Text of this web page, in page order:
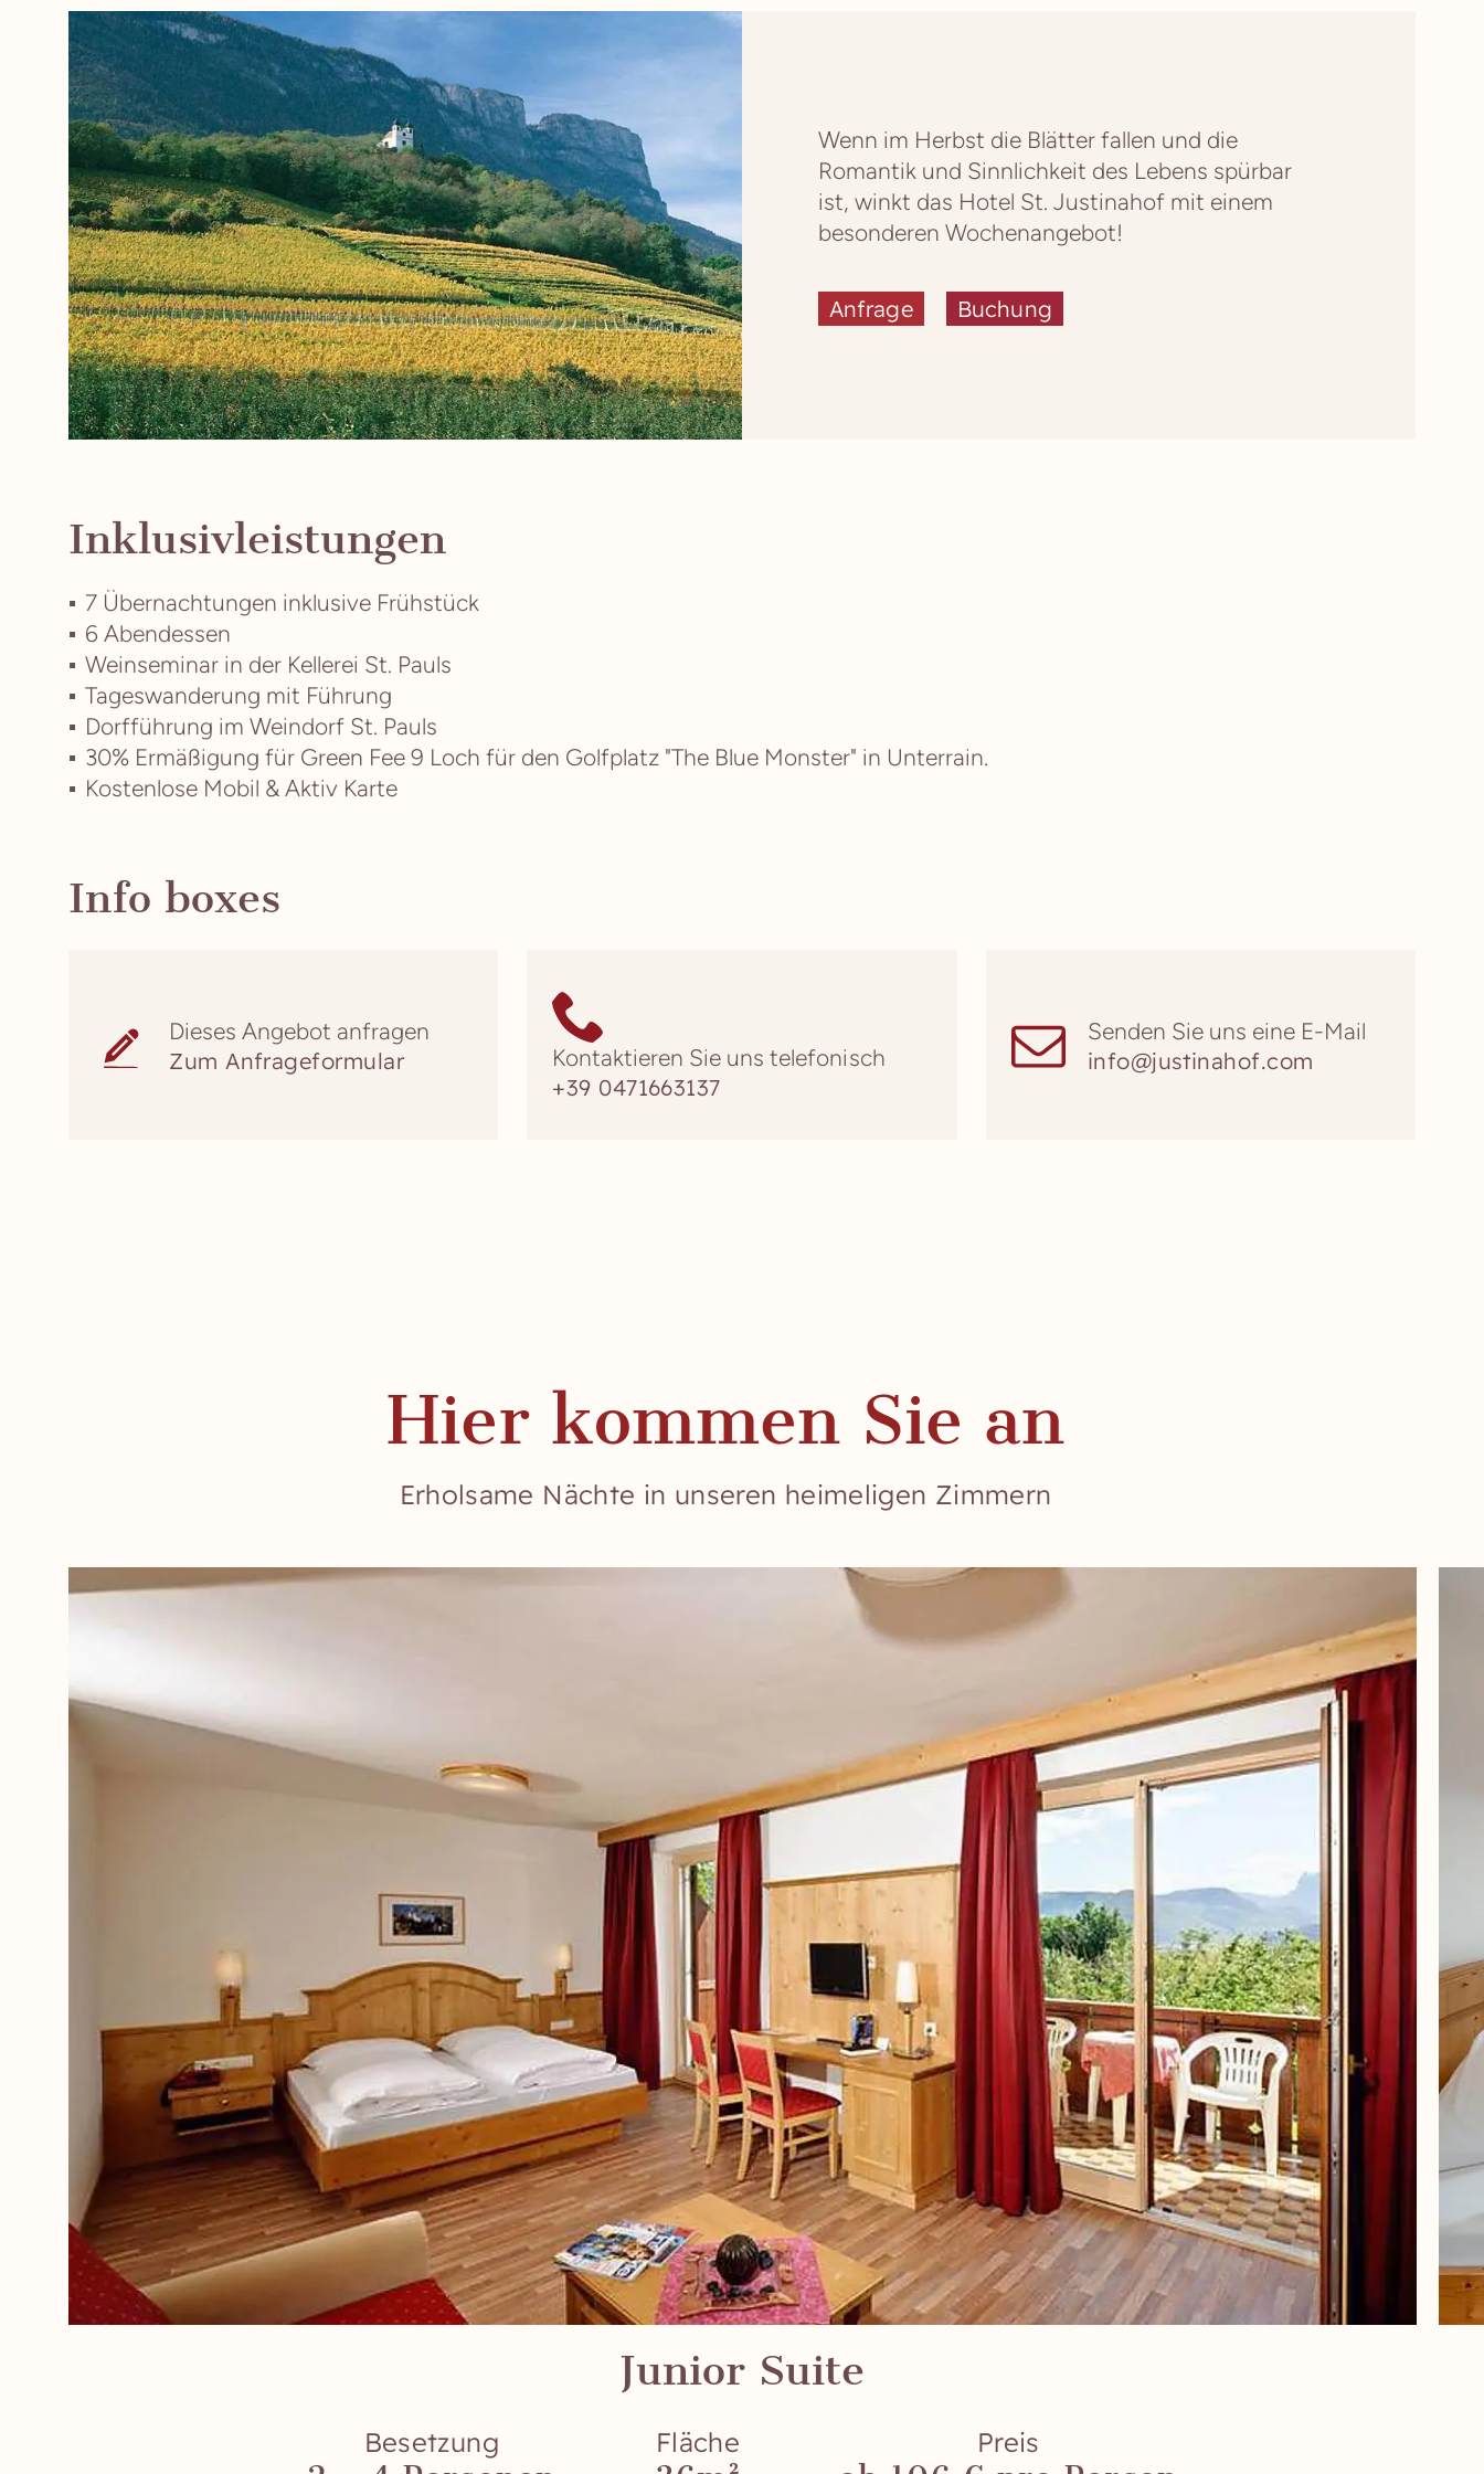
Wenn im Herbst die Blätter fallen und die
Romantik und Sinnlichkeit des Lebens spürbar
ist, winkt das Hotel St. Justinahof mit einem
besonderen Wochenangebot!
Anfrage Buchung
Inklusivleistungen
7 Übernachtungen inklusive Frühstück
6 Abendessen
Weinseminar in der Kellerei St. Pauls
Tageswanderung mit Führung
Dorfführung im Weindorf St. Pauls
30% Ermäßigung für Green Fee 9 Loch für den Golfplatz "The Blue Monster" in Unterrain.
Kostenlose Mobil & Aktiv Karte
Info boxes
Dieses Angebot anfragen
Zum Anfrageformular
Kontaktieren Sie uns telefonisch
+39 0471663137
Senden Sie uns eine E-Mail
info@justinahof.com
Hier kommen Sie an
Erholsame Nächte in unseren heimeligen Zimmern
Junior Suite
Besetzung Fläche Preis